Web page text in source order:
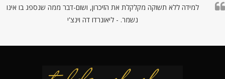
למידה ללא תשוקה מקלקלת את הזיכרון, ושום-דבר ממה שנספג בו אינו
נשמר. - ליאונרדו דה וינצ'י